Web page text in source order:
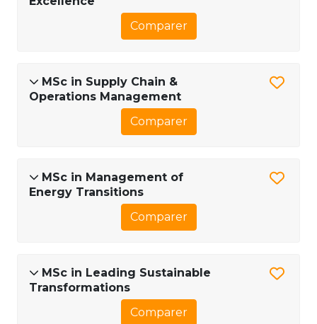
Comparer
MSc in Supply Chain &
Operations Management
Comparer
MSc in Management of
Energy Transitions
Comparer
MSc in Leading Sustainable
Transformations
Comparer